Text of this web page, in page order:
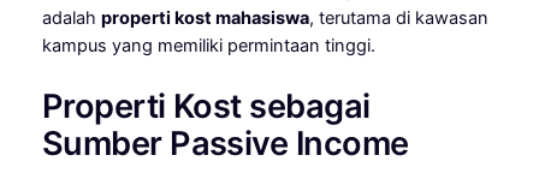
adalah properti kost mahasiswa, terutama di kawasan
kampus yang memiliki permintaan tinggi.
Properti Kost sebagai
Sumber Passive Income